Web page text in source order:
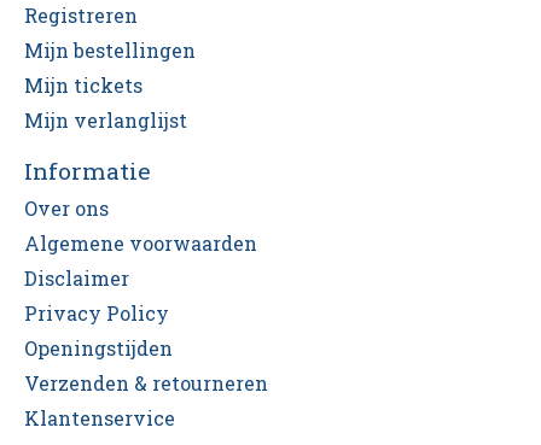
Registreren
Mijn bestellingen
Mijn tickets
Mijn verlanglijst
Informatie
Over ons
Algemene voorwaarden
Disclaimer
Privacy Policy
Openingstijden
Verzenden & retourneren
Klantenservice